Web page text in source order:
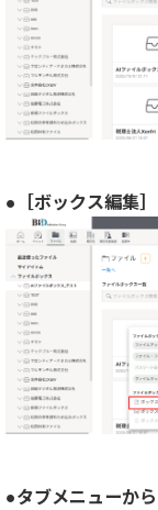
●［ボックス編集］
●タブメニューか